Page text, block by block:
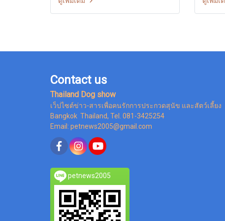
ดูแลของศูนย์พักพิงสัตว์ทั่วประเทศ เพื่อ
ให้เพื่อนร่วมโลกสี่ขาเหล่านี้ได้มีที่พัก
ถ้วน ไ
การเลี้
Contact us
Thailand Dog show
เว็ปไซต์ข่าว-สารเพื่อคนรักการประกวดสุนัข และสัตว์เลี้ยง
Bangkok Thailand, Tel. 081-3425254
Email: petnews2005@gmail.com
petnews2005